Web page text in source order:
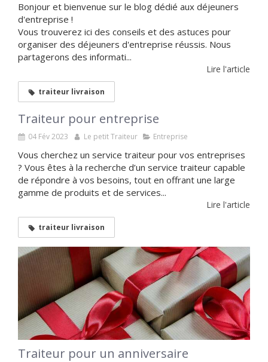
Bonjour et bienvenue sur le blog dédié aux déjeuners
d'entreprise !
Vous trouverez ici des conseils et des astuces pour
organiser des déjeuners d'entreprise réussis. Nous
partagerons des informati...
Lire l'article
traiteur livraison
Traiteur pour entreprise
04 Fév 2023 Le petit Traiteur Entreprise
Vous cherchez un service traiteur pour vos entreprises
? Vous êtes à la recherche d’un service traiteur capable
de répondre à vos besoins, tout en offrant une large
gamme de produits et de services...
Lire l'article
traiteur livraison
Traiteur pour un anniversaire